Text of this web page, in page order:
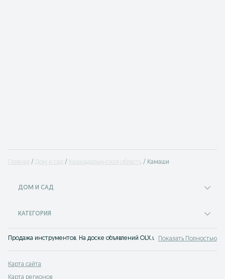
Главная Дом и сад Кашкадарьинская область Камаши
ДОМ И САД
КАТЕГОРИЯ
Продажа инструментов. На доске объявлений OLX.uz Камаши можно
Показать Полностью
Карта сайта
Карта регионов